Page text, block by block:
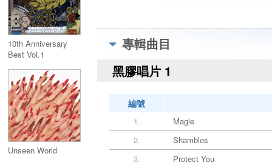
10th Anniversary
Best Vol.1
Unseen World
專輯曲目
黑膠唱片 1
編號
1.
Magie
2.
Shambles
3.
Protect You